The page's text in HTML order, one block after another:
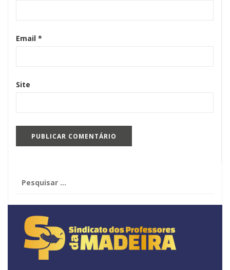
Email *
Site
por: